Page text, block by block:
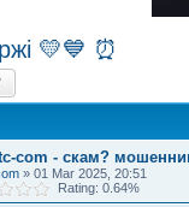
💛💙 ⏰
com - скам?
» 01 Mar 2025, 20:51
Rating: 0.64%